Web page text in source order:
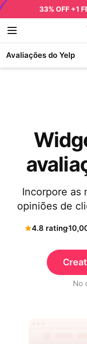
33% OFF +1
Avaliações do Yelp
Incorpore as
opiniões de
4.8 rating
No